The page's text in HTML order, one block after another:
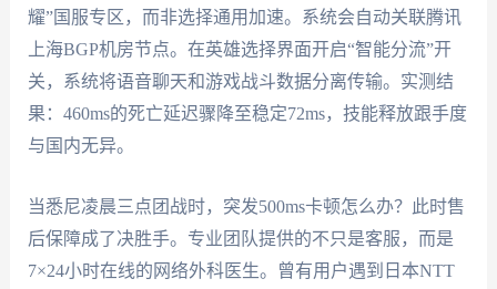
耀”国服专区，而非选择通用加速。系统会自动关联腾讯
上海BGP机房节点。在英雄选择界面开启“智能分流”开
关，系统将语音聊天和游戏战斗数据分离传输。实测结
果：460ms的死亡延迟骤降至稳定72ms，技能释放跟手度
与国内无异。
当悉尼凌晨三点团战时，突发500ms卡顿怎么办？此时售
后保障成了决胜手。专业团队提供的不只是客服，而是
7×24小时在线的网络外科医生。曾有用户遇到日本NTT